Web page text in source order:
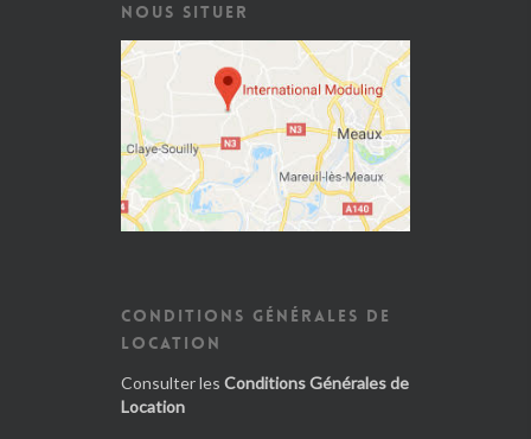
NOUS SITUER
CONDITIONS GÉNÉRALES DE
LOCATION
Consulter les Conditions Générales de
Location